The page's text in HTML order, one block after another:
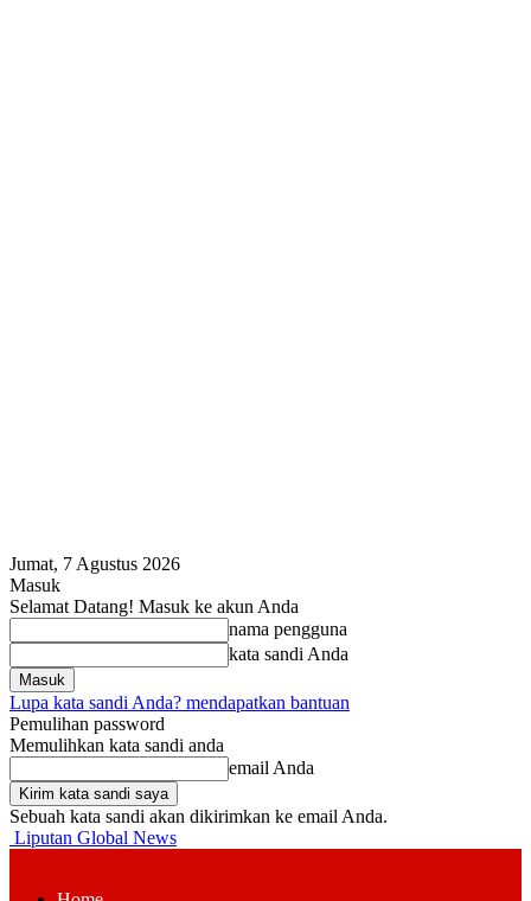
Jumat, 7 Agustus 2026
Masuk
Selamat Datang! Masuk ke akun Anda
nama pengguna
kata sandi Anda
Lupa kata sandi Anda? mendapatkan bantuan
Pemulihan password
Memulihkan kata sandi anda
email Anda
Sebuah kata sandi akan dikirimkan ke email Anda.
Liputan Global News